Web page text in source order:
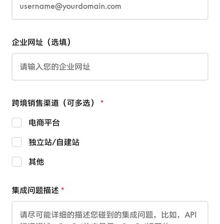
企业网址（选填）
跨境销售渠道（可多选）
电商平台
独立站/自建站
其他
集成问题描述